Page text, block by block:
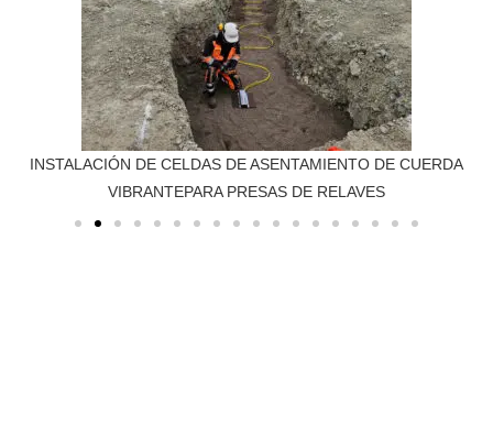
INSTALACIÓN DE CELDAS DE ASENTAMIENTO DE CUERDA
VIBRANTEPARA PRESAS DE RELAVES